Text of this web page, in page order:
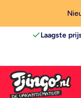
Laagste